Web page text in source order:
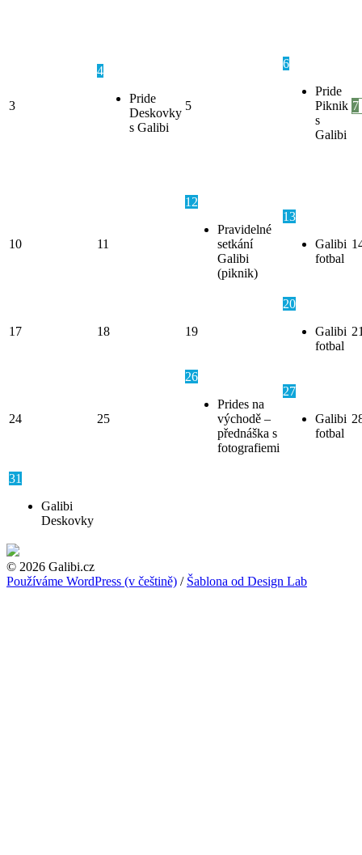
3
4
Pride
Deskovky
s Galibi
5
6
Pride
Piknik
s
Galibi
7
10 11
12
Pravidelné
setkání
Galibi
(piknik)
13
Galibi
fotbal
17 18 19
20
Galibi
fotbal
24 25
26
Prides na
východě –
přednáška s
fotografiemi
27
Galibi
fotbal
31
Galibi
Deskovky
© 2026 Galibi.cz
Používáme WordPress (v češtině) / Šablona od Design Lab